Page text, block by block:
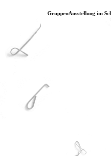
GruppenAusstellung im